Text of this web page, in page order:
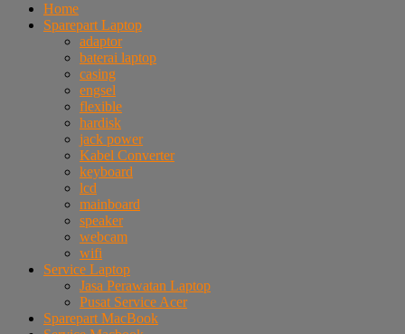
Home
Sparepart Laptop
adaptor
baterai laptop
casing
engsel
flexible
hardisk
jack power
Kabel Converter
keyboard
lcd
mainboard
speaker
webcam
wifi
Service Laptop
Jasa Perawatan Laptop
Pusat Service Acer
Sparepart MacBook